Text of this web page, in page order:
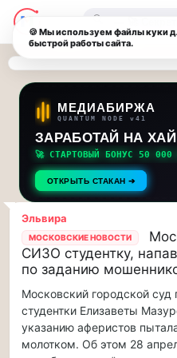
Последние
новости
и
обновления
потока:
Друзья,
приглашаем
на
музыкальную
прогулку
по
Москве
Чайковского!…
Друзья,
приглашаем
на
музыкальную
—
чат-
и
🔍
МЕДИАБИРЖА
QUANTUM NODE v41
ЗАРАБОТАЙ НА
🚀 СТАРТОВЫЙ БОНУС 50
ОТКРЫТЬ СТАКАН ➔
Эльвира
МОСКОВСКИЕ НОВОСТИ
СИЗО студентку,
по заданию
Московский городской суд
студентки Елизаветы
указанию аферистов
молотком. Об этом 28
🍪 Мы используем файлы куки
быстрой работы сайта.